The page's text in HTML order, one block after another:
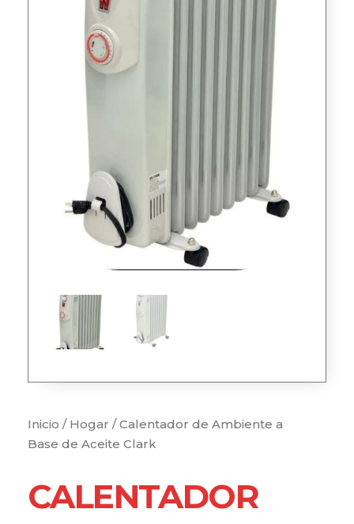
Inicio / Hogar / Calentador de Ambiente a
Base de Aceite Clark
CALENTADOR